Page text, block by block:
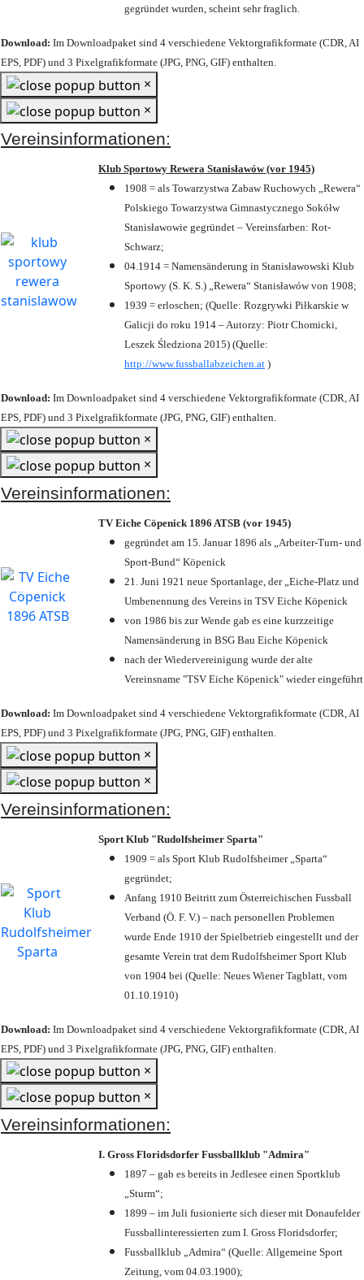
gegründet wurden, scheint sehr fraglich.
Download: Im Downloadpaket sind 4 verschiedene Vektorgrafikformate (CDR, AI
EPS, PDF) und 3 Pixelgrafikformate (JPG, PNG, GIF) enthalten.
×
×
Vereinsinformationen:
Klub Sportowy Rewera Stanisławów (vor 1945)
1908 = als Towarzystwa Zabaw Ruchowych „Rewera“
Polskiego Towarzystwa Gimnastycznego Sokółw
Stanisławowie gegründet – Vereinsfarben: Rot-
Schwarz;
04.1914 = Namensänderung in Stanisławowski Klub
Sportowy (S. K. S.) „Rewera“ Stanisławów von 1908;
1939 = erloschen; (Quelle: Rozgrywki Piłkarskie w
Galicji do roku 1914 – Autorzy: Piotr Chomicki,
Leszek Śledziona 2015) (Quelle:
http://www.fussballabzeichen.at )
Download: Im Downloadpaket sind 4 verschiedene Vektorgrafikformate (CDR, AI
EPS, PDF) und 3 Pixelgrafikformate (JPG, PNG, GIF) enthalten.
×
×
Vereinsinformationen:
TV Eiche Cöpenick 1896 ATSB (vor 1945)
gegründet am 15. Januar 1896 als „Arbeiter-Turn- und
Sport-Bund“ Köpenick
21. Juni 1921 neue Sportanlage, der „Eiche-Platz und
Umbenennung des Vereins in TSV Eiche Köpenick
von 1986 bis zur Wende gab es eine kurzzeitige
Namensänderung in BSG Bau Eiche Köpenick
nach der Wiedervereinigung wurde der alte
Vereinsname "TSV Eiche Köpenick" wieder eingeführt
Download: Im Downloadpaket sind 4 verschiedene Vektorgrafikformate (CDR, AI
EPS, PDF) und 3 Pixelgrafikformate (JPG, PNG, GIF) enthalten.
×
×
Vereinsinformationen:
Sport Klub "Rudolfsheimer Sparta"
1909 = als Sport Klub Rudolfsheimer „Sparta“
gegründet;
Anfang 1910 Beitritt zum Österreichischen Fussball
Verband (Ö. F. V.) – nach personellen Problemen
wurde Ende 1910 der Spielbetrieb eingestellt und der
gesamte Verein trat dem Rudolfsheimer Sport Klub
von 1904 bei (Quelle: Neues Wiener Tagblatt, vom
01.10.1910)
Download: Im Downloadpaket sind 4 verschiedene Vektorgrafikformate (CDR, AI
EPS, PDF) und 3 Pixelgrafikformate (JPG, PNG, GIF) enthalten.
×
×
Vereinsinformationen:
I. Gross Floridsdorfer Fussballklub "Admira"
1897 – gab es bereits in Jedlesee einen Sportklub
„Sturm“;
1899 – im Juli fusionierte sich dieser mit Donaufelder
Fussballinteressierten zum I. Gross Floridsdorfer;
Fussballklub „Admira“ (Quelle: Allgemeine Sport
Zeitung, vom 04.03.1900);